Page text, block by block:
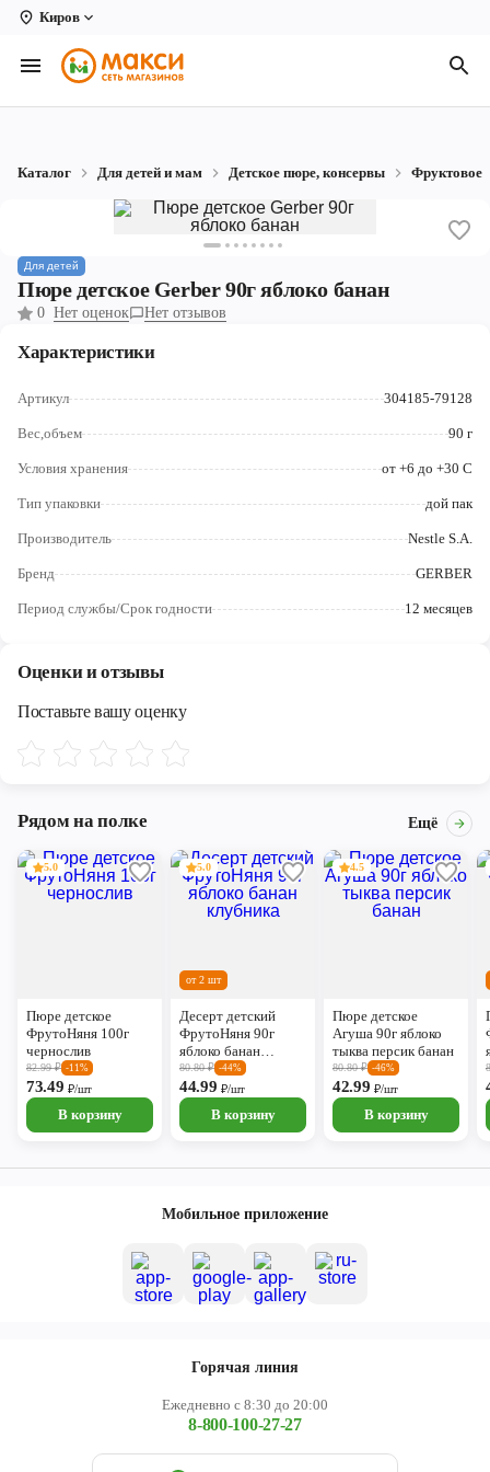
Киров
Вологда
Архангельск
Коряжма
Котлас
Новодвинск
Рыбинск
Череповец
Ярославль
Каталог Для детей и мам Детское пюре, консервы Фруктовое
Для детей
Пюре детское Gerber 90г яблоко банан
0 Нет оценок Нет отзывов
Характеристики
Артикул 304185-79128
Вес,объем 90 г
Условия хранения от +6 до +30 С
Тип упаковки дой пак
Производитель Nestle S.A.
Бренд GERBER
Период службы/Срок годности 12 месяцев
Оценки и отзывы
Поставьте вашу оценку
Рядом на полке Ещё
5.0
Пюре детское
ФрутоНяня 100г
чернослив
82.99₽ -11%
73.49₽/шт
В корзину
от 2 шт
5.0
Десерт детский
ФрутоНяня 90г
яблоко банан
клубника
80.80₽ -44%
44.99₽/шт
В корзину
4.5
Пюре детское
Агуша 90г яблоко
тыква персик банан
80.80₽ -46%
42.99₽/шт
В корзину
Мобильное приложение
Горячая линия
Ежедневно с 8:30 до 20:00
8-800-100-27-27